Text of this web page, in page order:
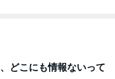
どこにも情報ないって